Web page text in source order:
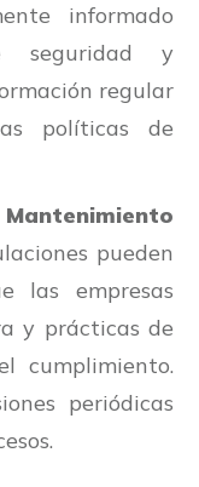
informado
seguridad y
regular
políticas de
pueden
las empresas
y prácticas de
cumplimiento.
periódicas